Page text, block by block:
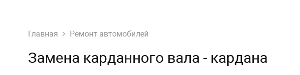
Главная Ремонт автомобилей
Замена карданного вала - кардана